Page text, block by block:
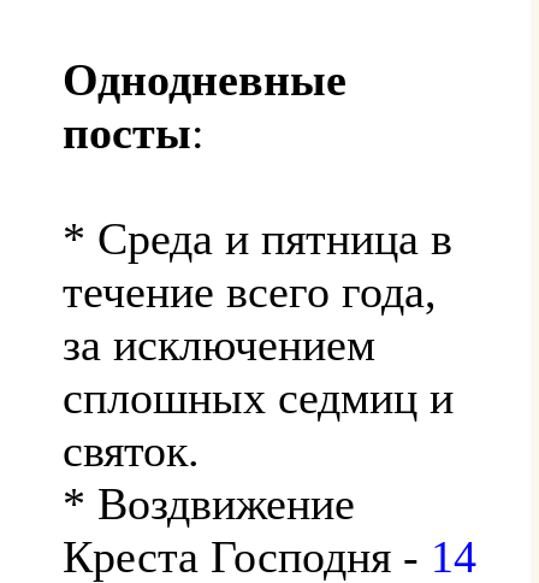
Однодневные
посты:
* Среда и пятница в
течение всего года,
за исключением
сплошных седмиц и
святок.
* Воздвижение
Креста Господня - 14